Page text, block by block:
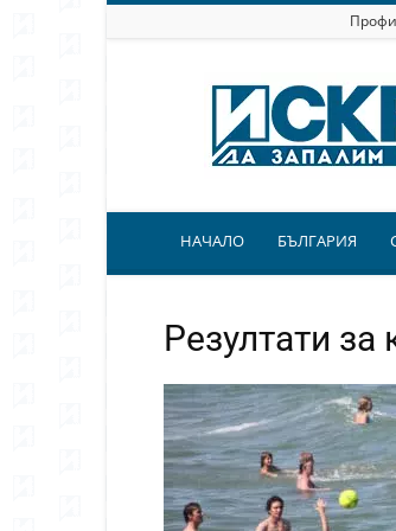
НАЧАЛО БЪЛГАРИЯ
Резултати